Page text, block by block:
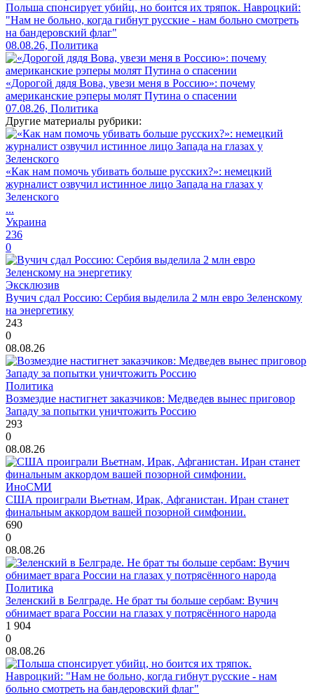
Польша спонсирует убийц, но боится их тряпок. Навроцкий:
"Нам не больно, когда гибнут русские - нам больно смотреть
на бандеровский флаг"
08.08.26, Политика
«Дорогой дядя Вова, увези меня в Россию»: почему
американские рэперы молят Путина о спасении
07.08.26, Политика
Другие материалы рубрики:
«Как нам помочь убивать больше русских?»: немецкий
журналист озвучил истинное лицо Запада на глазах у
Зеленского
...
Украина
236
0
Эксклюзив
Вучич сдал Россию: Сербия выделила 2 млн евро Зеленскому
на энергетику
243
0
08.08.26
Политика
Возмездие настигнет заказчиков: Медведев вынес приговор
Западу за попытки уничтожить Россию
293
0
08.08.26
ИноСМИ
США проиграли Вьетнам, Ирак, Афганистан. Иран станет
финальным аккордом вашей позорной симфонии.
690
0
08.08.26
Политика
Зеленский в Белграде. Не брат ты больше сербам: Вучич
обнимает врага России на глазах у потрясённого народа
1 904
0
08.08.26